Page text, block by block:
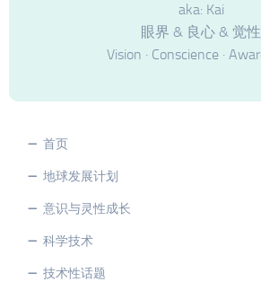
aka: Kai
眼界 & 良心 & 觉性
Vision · Conscience ·
首页
地球发展计划
意识与灵性成长
科学技术
技术性话题